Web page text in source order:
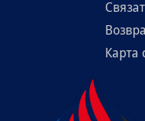
Карта